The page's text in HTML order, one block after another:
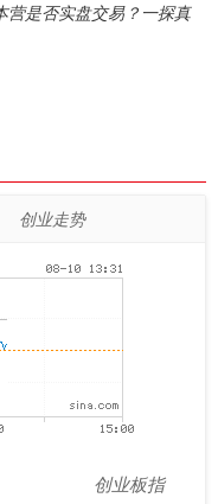
营是否实盘交易？一探真
创业走势
创业板指